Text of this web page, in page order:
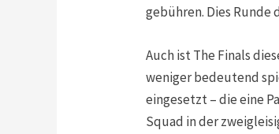
gebühren. Dies Runde
Auch ist The Finals
weniger bedeutend
eingesetzt – die eine
Squad in der